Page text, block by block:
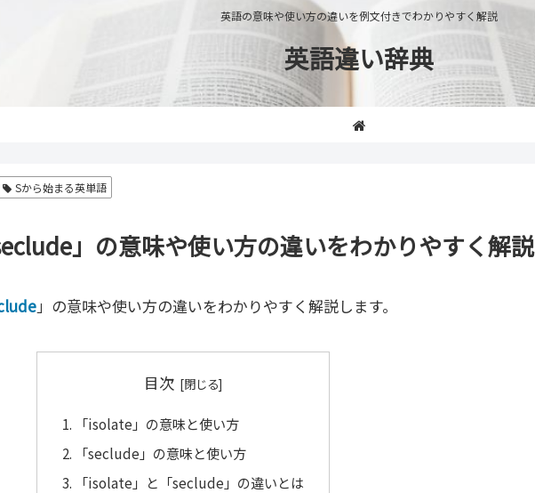
英語の意味や使い方の違いを例文付きでわかりやすく解説
英語違い辞典
Sから始まる英単語
」の意味や使い方の違いをわかりやすく解説
」の意味や使い方の違いをわかりやすく解説します。
目次
「isolate」の意味と使い方
「seclude」の意味と使い方
「isolate」と「seclude」の違いとは